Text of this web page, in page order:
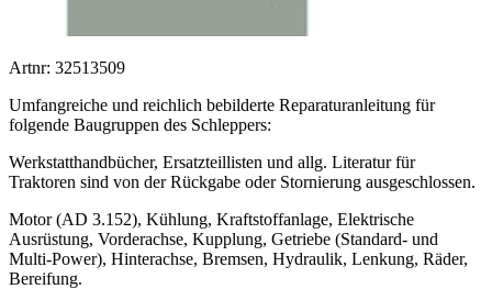
Artnr: 32513509
Umfangreiche und reichlich bebilderte Reparaturanleitung für
folgende Baugruppen des Schleppers:
Werkstatthandbücher, Ersatzteillisten und allg. Literatur für
Traktoren sind von der Rückgabe oder Stornierung ausgeschlossen.
Motor (AD 3.152), Kühlung, Kraftstoffanlage, Elektrische
Ausrüstung, Vorderachse, Kupplung, Getriebe (Standard- und
Multi-Power), Hinterachse, Bremsen, Hydraulik, Lenkung, Räder,
Bereifung.